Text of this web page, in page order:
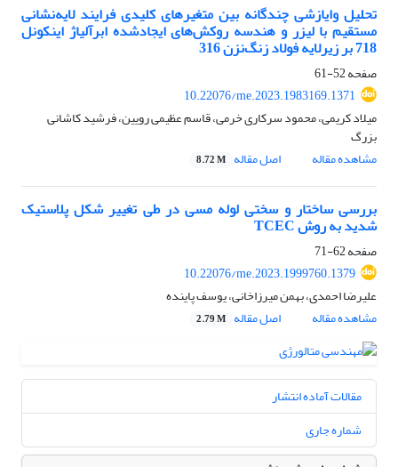
تحلیل وایازشی چندگانه بین متغیرهای کلیدی فرایند لایه‌نشانی
مستقیم با لیزر و هندسه روکش‌های ایجاد‌شده ابرآلیاژ اینکونل
718 بر زیرلایه فولاد زنگ‌نزن 316
صفحه52-61
10.22076/me.2023.1983169.1371
میلاد کریمی، محمود سرکاری خرمی، قاسم عظیمی رویین، فرشید کاشانی
بزرگ
مشاهده مقاله
اصل مقاله 8.72 M
بررسی ساختار و سختی لوله مسی در طی تغییر شکل پلاستیک
شدید به روش TCEC
صفحه62-71
10.22076/me.2023.1999760.1379
علیرضا احمدی، بهمن میرزاخانی، یوسف پاینده
مشاهده مقاله
اصل مقاله 2.79 M
مقالات آماده انتشار
شماره جاری